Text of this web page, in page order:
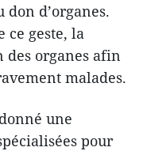
d’organes.
ce geste, la
organes afin
malades.
une
pour